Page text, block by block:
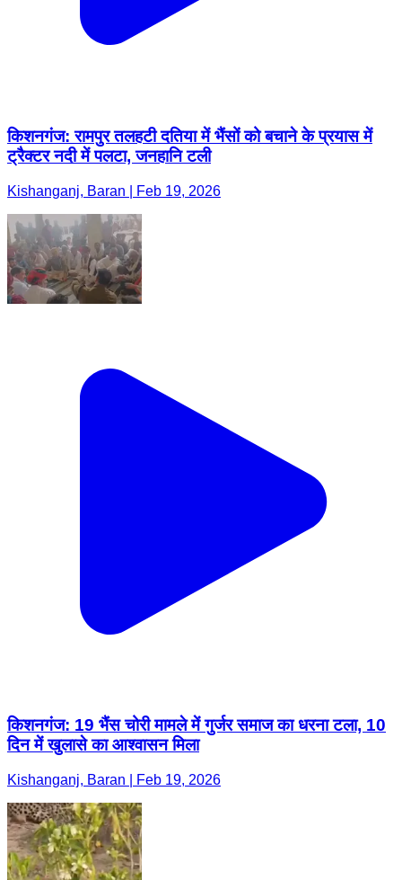
किशनगंज: रामपुर तलहटी दतिया में भैंसों को बचाने के प्रयास में
ट्रैक्टर नदी में पलटा, जनहानि टली
Kishanganj, Baran | Feb 19, 2026
किशनगंज: 19 भैंस चोरी मामले में गुर्जर समाज का धरना टला, 10
दिन में खुलासे का आश्वासन मिला
Kishanganj, Baran | Feb 19, 2026